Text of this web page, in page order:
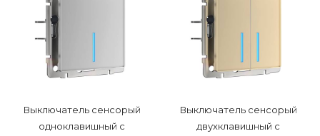
Выключатель сенсорый
одноклавишный с
Выключатель сенсорый
двухклавишный с